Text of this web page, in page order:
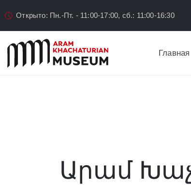
Открыто: Пн.-Пт. - 11:00-17:00, сб.: 11:00-16:30
Главная
Արամ